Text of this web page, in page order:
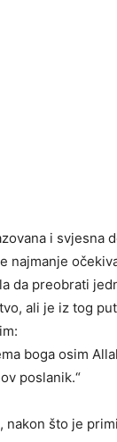
i svjesna
najmanje
da preobrati
ali je iz tog
boga osim
poslanik.“
nakon što je